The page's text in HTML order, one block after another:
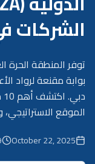
الشركات
بوابة مقنعة لرواد
الموقع
October 22, 2025